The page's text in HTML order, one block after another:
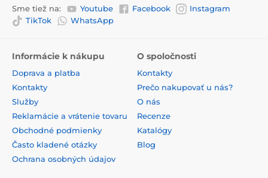
Sme tiež na: Youtube Facebook
Instagram
TikTok
WhatsApp
Informácie k nákupu
Doprava a platba
Kontakty
Služby
Reklamácie a vrátenie tovaru
Obchodné podmienky
Často kladené otázky
Ochrana osobných údajov
O spoločnosti
Kontakty
Prečo nakupovať u nás?
O nás
Recenze
Katalógy
Blog